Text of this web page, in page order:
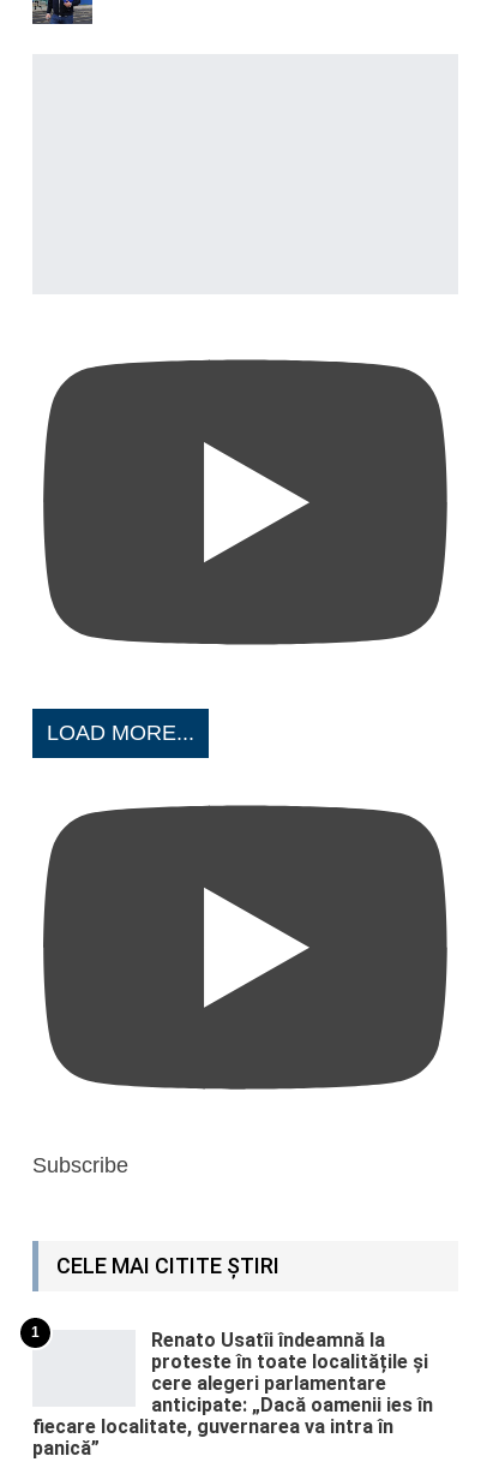
LOAD MORE...
Subscribe
CELE MAI CITITE ȘTIRI
1
Renato Usatîi îndeamnă la
proteste în toate localitățile și
cere alegeri parlamentare
anticipate: „Dacă oamenii ies în
fiecare localitate, guvernarea va intra în
panică”